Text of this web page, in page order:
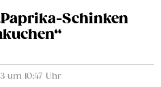
Schinken
um 10:47 Uhr